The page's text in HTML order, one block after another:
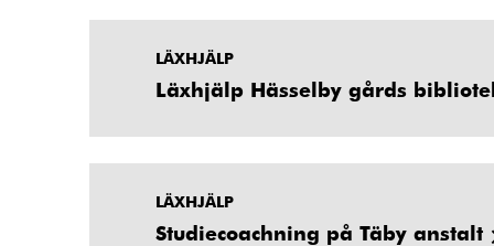
LÄXHJÄLP
Läxhjälp Hässelby gårds
LÄXHJÄLP
Studiecoachning på Täby anstalt